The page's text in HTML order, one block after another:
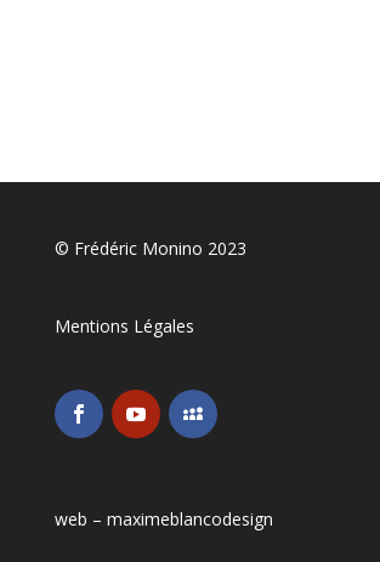
© Frédéric Monino 2023
Mentions Légales
web – maximeblancodesign